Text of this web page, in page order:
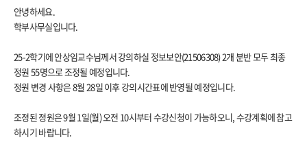
취업
안녕하세요.
학부사무실입니다.
25-2학기에 안상임교수님께서 강의하실 정보보안(21506308) 2개 분반 모두 최종
정원 55명으로 조정될 예정입니다.
정원 변경 사항은 8월 28일 이후 강의시간표에 반영될 예정입니다.
조정된 정원은 9월 1일(월) 오전 10시부터 수강신청이 가능하오니, 수강계획에 참고
하시기 바랍니다.